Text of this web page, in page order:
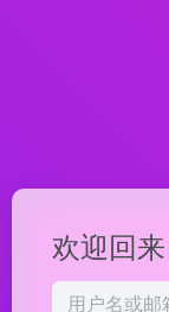
欢迎回来